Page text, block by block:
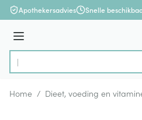
Ga naar de inhoud
Apothekersadvies Snelle
Menu
Product, merk, categorie...
Home / Dieet, voeding en